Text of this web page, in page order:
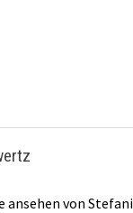
ansehen von